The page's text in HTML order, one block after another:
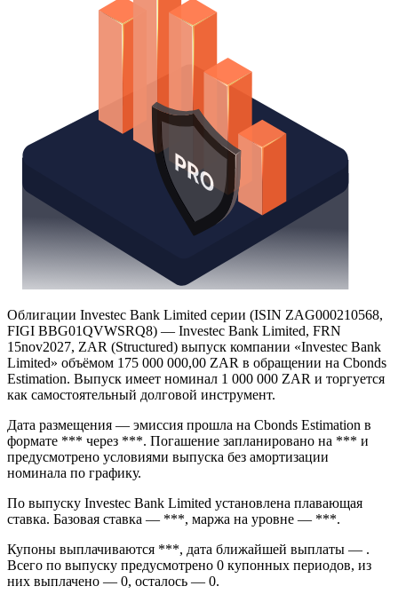
Облигации Investec Bank Limited серии (ISIN ZAG000210568,
FIGI BBG01QVWSRQ8) — Investec Bank Limited, FRN
15nov2027, ZAR (Structured) выпуск компании «Investec Bank
Limited» объёмом 175 000 000,00 ZAR в обращении на Cbonds
Estimation. Выпуск имеет номинал 1 000 000 ZAR и торгуется
как самостоятельный долговой инструмент.
Дата размещения — эмиссия прошла на Cbonds Estimation в
формате *** через ***. Погашение запланировано на *** и
предусмотрено условиями выпуска без амортизации
номинала по графику.
По выпуску Investec Bank Limited установлена плавающая
ставка. Базовая ставка — ***, маржа на уровне — ***.
Купоны выплачиваются ***, дата ближайшей выплаты — .
Всего по выпуску предусмотрено 0 купонных периодов, из
них выплачено — 0, осталось — 0.